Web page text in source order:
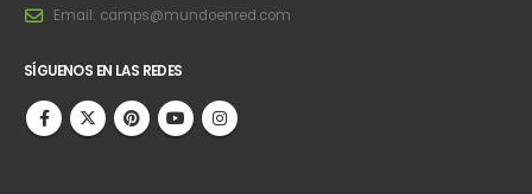
Email: camps@mundoenred.com
SÍGUENOS EN LAS REDES